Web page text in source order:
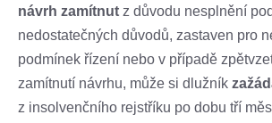
návrh zamítnut z důvodu nesplnění
nedostatečných důvodů, zastaven pro
podmínek řízení nebo v případě
zamítnutí návrhu, může si dlužník
z insolvenčního rejstříku po dobu tří